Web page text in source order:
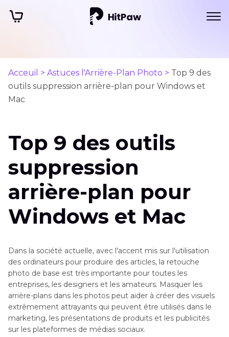
Acceuil > Astuces l'Arrière-Plan Photo > Top 9 des
outils suppression arrière-plan pour Windows et
Mac
Top 9 des outils
suppression
arrière-plan pour
Windows et Mac
Dans la société actuelle, avec l'accent mis sur l'utilisation
des ordinateurs pour produire des articles, la retouche
photo de base est très importante pour toutes les
entreprises, les designers et les amateurs. Masquer les
arrière-plans dans les photos peut aider à créer des visuels
extrêmement attrayants qui peuvent être utilisés dans le
marketing, les présentations de produits et les publicités
sur les plateformes de médias sociaux.